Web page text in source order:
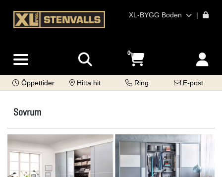
XL-BYGG Boden |
0
Öppettider Hitta hit Ring E-post
Sovrum